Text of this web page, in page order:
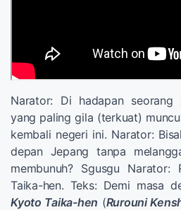
Narator: Di hadapan seorang
yang paling gila (terkuat)
kembali negeri ini. Narator:
depan Jepang tanpa
membunuh? Sgusgu Narator:
Taika-hen. Teks: Demi masa
Kyoto Taika-hen (Rurouni